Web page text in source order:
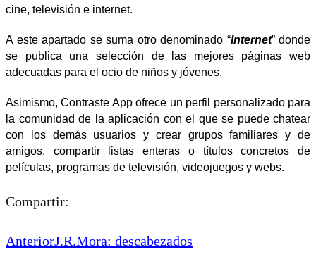
cine, televisión e internet.
A este apartado se suma otro denominado “Internet” donde
se publica una selección de las mejores páginas web
adecuadas para el ocio de niños y jóvenes.
Asimismo, Contraste Appofrece un perfil personalizado para
la comunidad de la aplicación con el que se puede chatear
con los demás usuarios y crear grupos familiares y de
amigos, compartir listas enteras o títulos concretos de
películas, programas de televisión, videojuegos y webs.
Compartir:
AnteriorJ.R.Mora: descabezados